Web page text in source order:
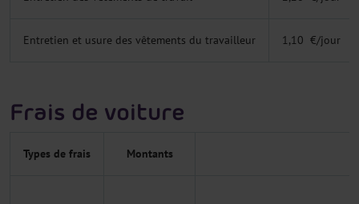
Entretien et usure des vêtements du travailleur 1,10 €/jour
Frais de voiture
Types de frais Montants